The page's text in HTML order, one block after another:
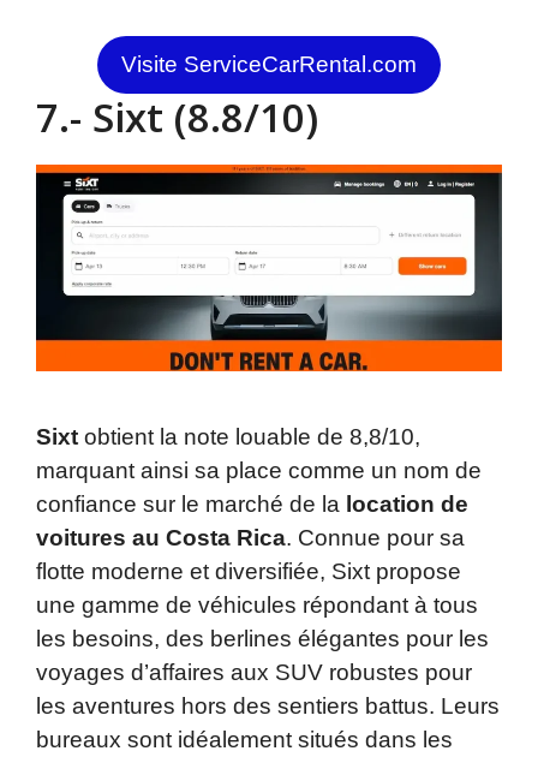
Visite ServiceCarRental.com
7.- Sixt (8.8/10)
Sixt obtient la note louable de 8,8/10,
marquant ainsi sa place comme un nom de
confiance sur le marché de la location de
voitures au Costa Rica. Connue pour sa
flotte moderne et diversifiée, Sixt propose
une gamme de véhicules répondant à tous
les besoins, des berlines élégantes pour les
voyages d’affaires aux SUV robustes pour
les aventures hors des sentiers battus. Leurs
bureaux sont idéalement situés dans les